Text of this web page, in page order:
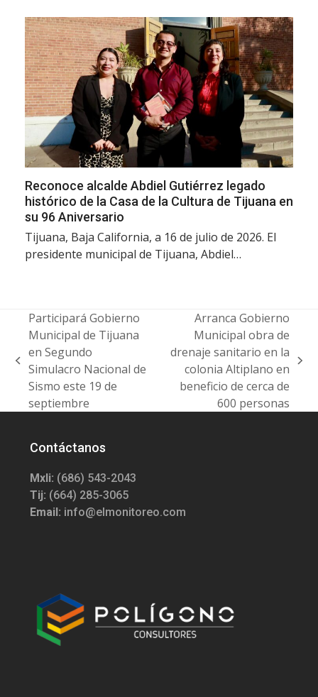
Reconoce alcalde Abdiel Gutiérrez legado
histórico de la Casa de la Cultura de Tijuana en
su 96 Aniversario
Tijuana, Baja California, a 16 de julio de 2026. El
presidente municipal de Tijuana, Abdiel…
previous
post:
Participará Gobierno
Municipal de Tijuana
en Segundo
Simulacro Nacional de
Sismo este 19 de
septiembre
post:
Arranca Gobierno
Municipal obra de
drenaje sanitario en la
colonia Altiplano en
beneficio de cerca de
600 personas
Contáctanos
Mxli: (686) 543-2043
Tij: (664) 285-3065
Email: info@elmonitoreo.com